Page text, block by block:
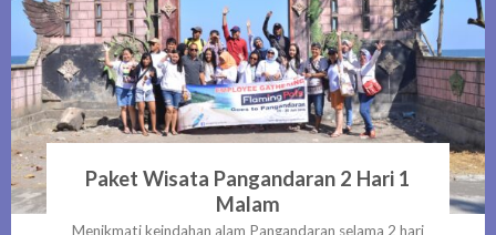
Paket Wisata Pangandaran 2 Hari 1
Malam
Menikmati keindahan alam Pangandaran selama 2 hari